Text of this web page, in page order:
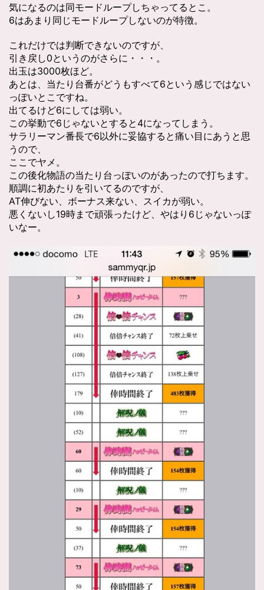
気になるのは同モードループしちゃってるとこ。
6はあまり同じモードループしないのが特徴。
これだけでは判断できないのですが、
引き戻し0というのがさらに・・・。
出玉は3000枚ほど。
あとは、当たり台番がどうもすべて6という感じではない
っぽいとこですね。
出てるけど6にしては弱い。
この挙動で6じゃないとすると4になってしまう。
サラリーマン番長で6以外に妥協すると痛い目にあうと思
うので、
ここでヤメ。
この後化物語の当たり台っぽいのがあったので打ちます。
順調に初あたりを引いてるのですが、
AT伸びない、ボーナス来ない、スイカが弱い。
悪くないし19時まで頑張ったけど、やはり6じゃないっぽ
いなー。